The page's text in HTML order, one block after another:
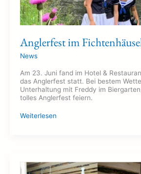
Anglerfest im
News
Am 23. Juni fand im Hotel &
das Anglerfest statt. Bei bestem
Unterhaltung mit Freddy im
tolles Anglerfest feiern.
Weiterlesen
Holz